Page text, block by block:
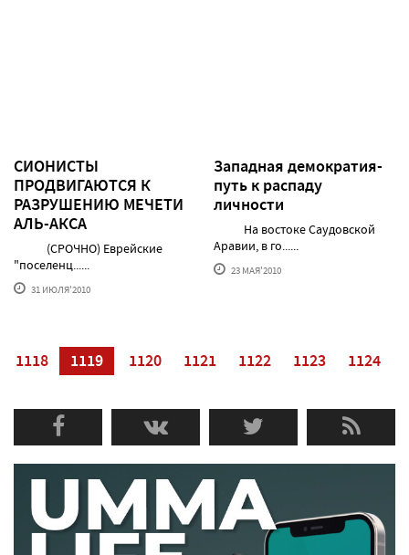
СИОНИСТЫ
ПРОДВИГАЮТСЯ К
РАЗРУШЕНИЮ МЕЧЕТИ
АЛЬ-АКСА
(СРОЧНО) Еврейские
"поселенц......
31 ИЮЛЯ'2010
Западная демократия-
путь к распаду
личности
На востоке Саудовской
Аравии, в го......
23 МАЯ'2010
1118 1119 1120 1121 1122 1123 1124